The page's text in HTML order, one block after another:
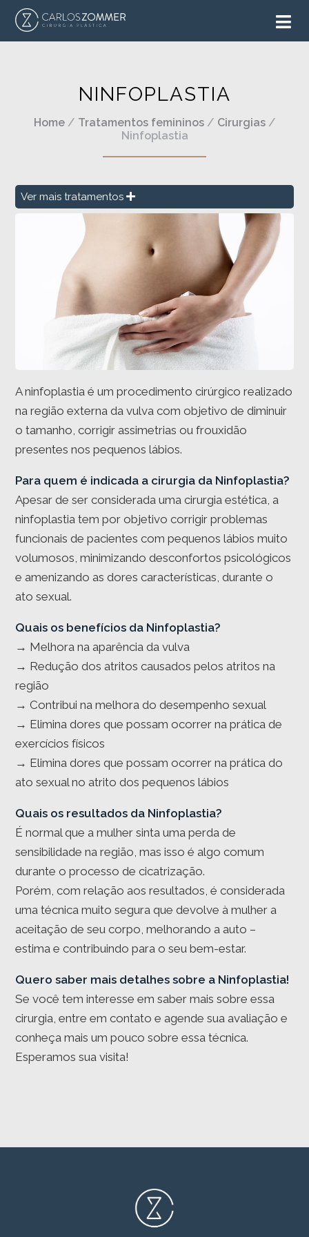
NINFOPLASTIA
Home/ Tratamentos femininos/ Cirurgias/
Ninfoplastia
Ver mais tratamentos
A ninfoplastia é um procedimento cirúrgico realizado
na região externa da vulva com objetivo de diminuir
o tamanho, corrigir assimetrias ou frouxidão
presentes nos pequenos lábios.
Para quem é indicada a cirurgia da Ninfoplastia?
Apesar de ser considerada uma cirurgia estética, a
ninfoplastia tem por objetivo corrigir problemas
funcionais de pacientes com pequenos lábios muito
volumosos, minimizando desconfortos psicológicos
e amenizando as dores características, durante o
ato sexual.
Quais os benefícios da Ninfoplastia?
→ Melhora na aparência da vulva
→ Redução dos atritos causados pelos atritos na
região
→ Contribui na melhora do desempenho sexual
→ Elimina dores que possam ocorrer na prática de
exercícios físicos
→ Elimina dores que possam ocorrer na prática do
ato sexual no atrito dos pequenos lábios
Quais os resultados da Ninfoplastia?
É normal que a mulher sinta uma perda de
sensibilidade na região, mas isso é algo comum
durante o processo de cicatrização.
Porém, com relação aos resultados, é considerada
uma técnica muito segura que devolve à mulher a
aceitação de seu corpo, melhorando a auto –
estima e contribuindo para o seu bem-estar.
Quero saber mais detalhes sobre a Ninfoplastia!
Se você tem interesse em saber mais sobre essa
cirurgia, entre em contato e agende sua avaliação e
conheça mais um pouco sobre essa técnica.
Esperamos sua visita!